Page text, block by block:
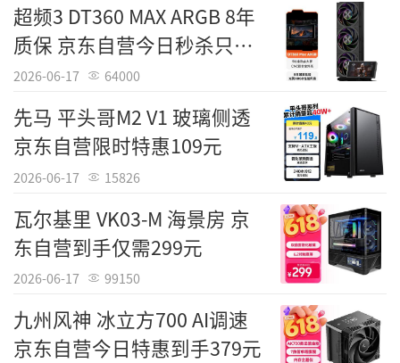
超频3 DT360 MAX ARGB 8年
质保 京东自营今日秒杀只要
1199元
2026-06-17 64000
先马 平头哥M2 V1 玻璃侧透
京东自营限时特惠109元
2026-06-17 15826
瓦尔基里 VK03-M 海景房 京
东自营到手仅需299元
2026-06-17 99150
九州风神 冰立方700 AI调速
京东自营今日特惠到手379元